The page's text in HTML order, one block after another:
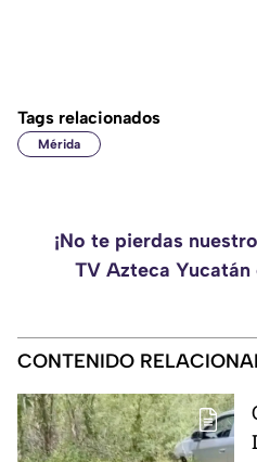
Tags relacionados
Mérida
¡No te pierdas
TV Azteca Yucatán
CONTENIDO